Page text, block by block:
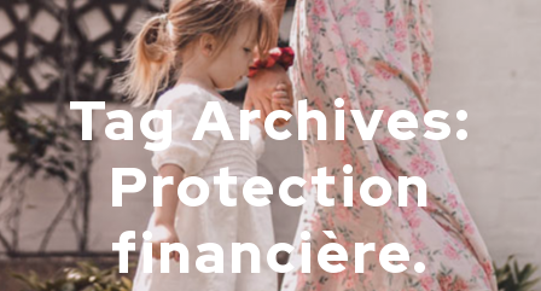
Tag Archives:
Protection
financière.